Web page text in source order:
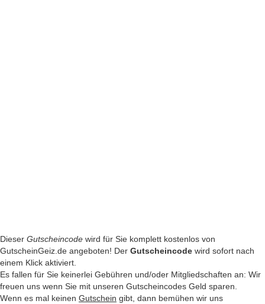
Dieser Gutscheincode wird für Sie komplett kostenlos von
GutscheinGeiz.de angeboten! Der Gutscheincode wird sofort nach
einem Klick aktiviert.
Es fallen für Sie keinerlei Gebühren und/oder Mitgliedschaften an: Wir
freuen uns wenn Sie mit unseren Gutscheincodes Geld sparen.
Wenn es mal keinen Gutschein gibt, dann bemühen wir uns